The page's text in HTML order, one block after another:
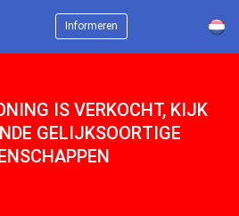
Informeren ×
IS VERKOCHT, KIJK
GELIJKSOORTIGE